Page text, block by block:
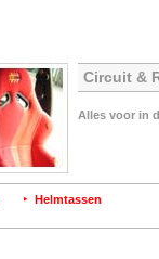
Circuit &
Alles voor in
Helmtassen